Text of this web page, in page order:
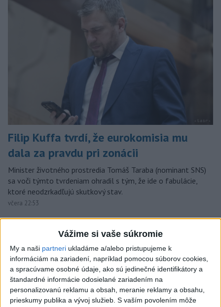
Vážime si vaše súkromie
My a naši partneri ukladáme a/alebo pristupujeme k
informáciám na zariadení, napríklad pomocou súborov cookies,
a spracúvame osobné údaje, ako sú jedinečné identifikátory a
štandardné informácie odosielané zariadením na
personalizovanú reklamu a obsah, meranie reklamy a obsahu,
prieskumy publika a vývoj služieb. S vaším povolením môže
Filip Kuffa tvrdí, že eurokomisia mu
dala za pravdu pri zonácii
Minister životného prostredia Tomáš Taraba (nominant SNS)
sa voči týmto tvrdeniam ohradil s tým, že ide o fabulácie,
ktoré neodzrkadľujú skutkový stav.
včera 22:53
T. Taraba: SR pomáha Maďarsku s
vodou aj napriek tomu, že je jej málo
včera 20:49
SLOVENSKÍ POLICAJTI V CHORVÁTSKU: Pomáhali i pri